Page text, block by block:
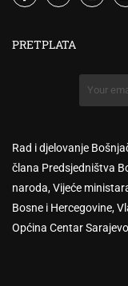
PRETPLATA
Rad i djelovanje
člana Predsjedništva
naroda, Vijeće
Bosne i Hercegovine,
Općina Centar